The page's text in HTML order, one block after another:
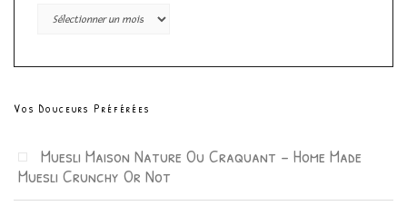
Archives
Vos Douceurs Préférées
Muesli Maison Nature Ou Craquant – Home Made
Muesli Crunchy Or Not